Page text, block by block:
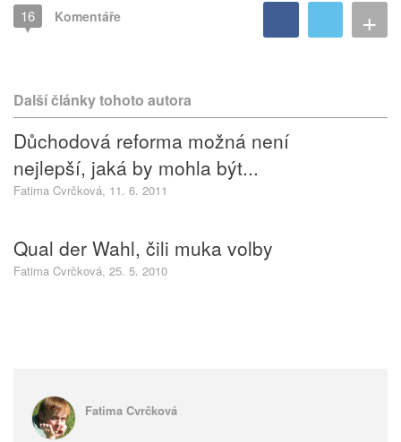
16 Komentáře +
Další články tohoto autora
Důchodová reforma možná není
nejlepší, jaká by mohla být...
Fatima Cvrčková, 11. 6. 2011
Qual der Wahl, čili muka volby
Fatima Cvrčková, 25. 5. 2010
Fatima Cvrčková